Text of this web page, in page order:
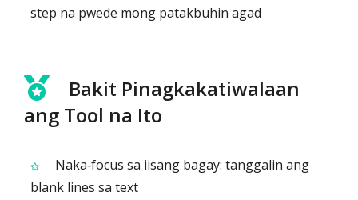
step na pwede mong patakbuhin agad
Bakit Pinagkakatiwalaan
ang Tool na Ito
Naka‑focus sa iisang bagay: tanggalin ang
blank lines sa text